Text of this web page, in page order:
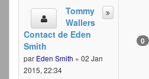
Tommy
Wallers
Contact de Eden
Smith
par Eden Smith » 02 Jan
2015, 22:34
0